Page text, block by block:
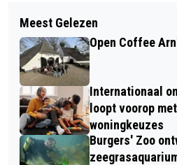
Meest Gelezen
Open Coffee
Internationaal
loopt voorop
woningkeuzes
Burgers' Zoo